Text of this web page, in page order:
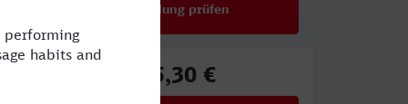
Verbindung prüfen
75,30 €